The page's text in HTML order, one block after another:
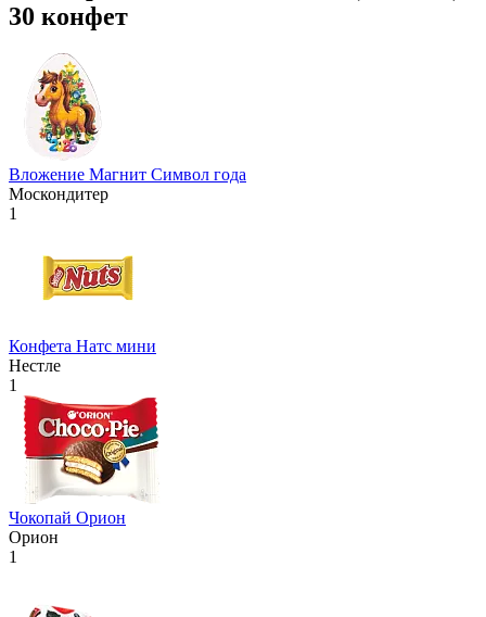
30 конфет
Вложение Магнит Символ года
Москондитер
1
Конфета Натс мини
Нестле
1
Чокопай Орион
Орион
1